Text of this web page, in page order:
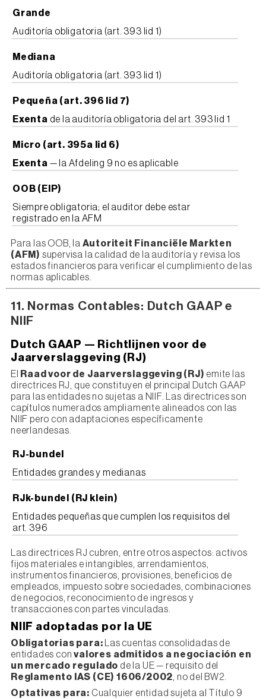
Grande
Auditoría obligatoria (art. 393 lid 1)
Mediana
Auditoría obligatoria (art. 393 lid 1)
Pequeña (art. 396 lid 7)
Exenta de la auditoría obligatoria del art. 393 lid 1
Micro (art. 395a lid 6)
Exenta — la Afdeling 9 no es aplicable
OOB (EIP)
Siempre obligatoria; el auditor debe estar
registrado en la AFM
Para las OOB, la Autoriteit Financiële Markten
(AFM) supervisa la calidad de la auditoría y revisa los
estados financieros para verificar el cumplimiento de las
normas aplicables.
11. Normas Contables: Dutch GAAP e
NIIF
Dutch GAAP — Richtlijnen voor de
Jaarverslaggeving (RJ)
El Raad voor de Jaarverslaggeving (RJ) emite las
directrices RJ, que constituyen el principal Dutch GAAP
para las entidades no sujetas a NIIF. Las directrices son
capítulos numerados ampliamente alineados con las
NIIF pero con adaptaciones específicamente
neerlandesas.
RJ-bundel
Entidades grandes y medianas
RJk-bundel (RJ klein)
Entidades pequeñas que cumplen los requisitos del
art. 396
Las directrices RJ cubren, entre otros aspectos: activos
fijos materiales e intangibles, arrendamientos,
instrumentos financieros, provisiones, beneficios de
empleados, impuesto sobre sociedades, combinaciones
de negocios, reconocimiento de ingresos y
transacciones con partes vinculadas.
NIIF adoptadas por la UE
Obligatorias para: Las cuentas consolidadas de
entidades convalores admitidos a negociación en
un mercado regulado de la UE — requisito del
Reglamento IAS (CE) 1606/2002 , no del BW2.
Optativas para: Cualquier entidad sujeta al Título 9